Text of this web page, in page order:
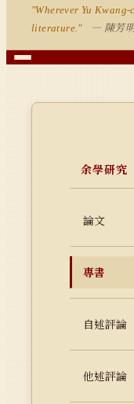
"Wherever Yu
literature."
— 陳芳
余學研究
論文
專書
自述評論
他述評論